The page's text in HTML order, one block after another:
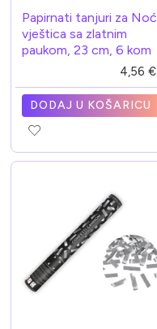
Papirnati tanjuri za Noć
vještica sa zlatnim
paukom, 23 cm, 6 kom
4,56 €
DODAJ U KOŠARICU